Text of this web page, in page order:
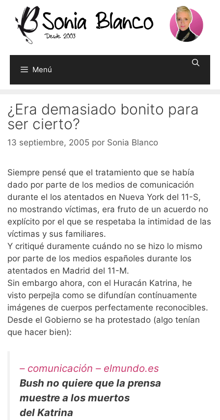
contenido
Menú
¿Era demasiado bonito para
ser cierto?
13 septiembre, 2005 por Sonia Blanco
Siempre pensé que el tratamiento que se había
dado por parte de los medios de comunicación
durante el los atentados en Nueva York del 11-S,
no mostrando víctimas, era fruto de un acuerdo no
explícito por el que se respetaba la intimidad de las
víctimas y sus familiares.
Y critiqué duramente cuándo no se hizo lo mismo
por parte de los medios españoles durante los
atentados en Madrid del 11-M.
Sin embargo ahora, con el Huracán Katrina, he
visto perpejla como se difundían contínuamente
imágenes de cuerpos perfectamente reconocibles.
Desde el Gobierno se ha protestado (algo tenían
que hacer bien):
– comunicación – elmundo.es
Bush no quiere que la prensa
muestre a los muertos
del Katrina